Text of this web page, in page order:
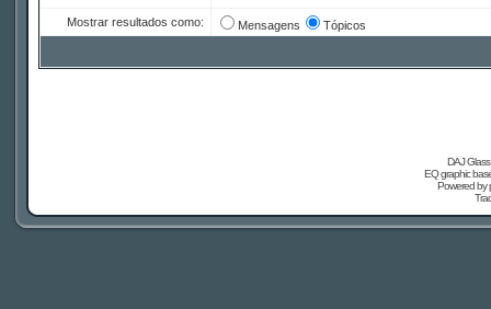
Mostrar resultados como: Mensagens Tópicos
DAJ
EQ graphic
Powered by